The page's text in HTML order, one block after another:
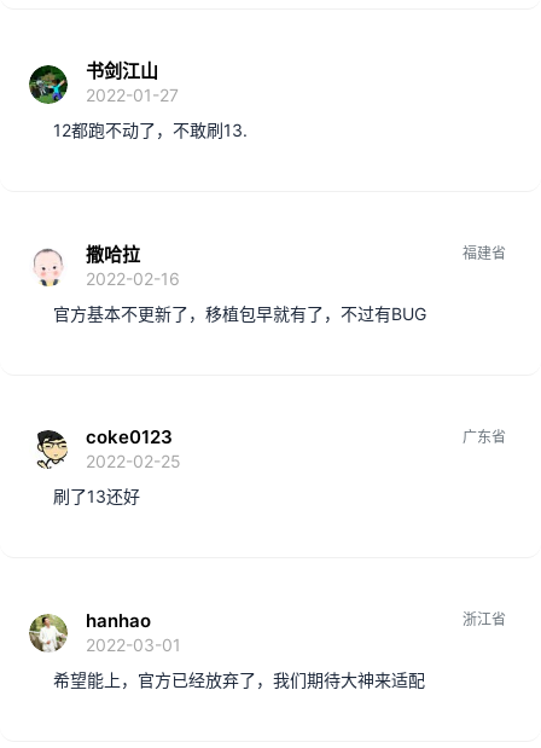
书剑江山
2022-01-27
12都跑不动了，不敢刷13.
撒哈拉
2022-02-16
福建省
官方基本不更新了，移植包早就有了，不过有BUG
coke0123
2022-02-25
广东省
刷了13还好
hanhao
2022-03-01
浙江省
希望能上，官方已经放弃了，我们期待大神来适配